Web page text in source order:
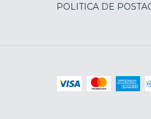
POLITICA DE